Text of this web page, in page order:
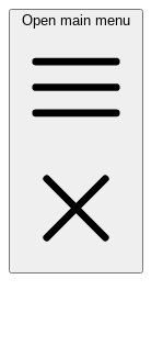
Open main menu